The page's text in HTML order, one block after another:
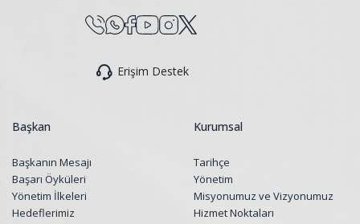
Erişim Destek
Başkan
Başkanın Mesajı
Başarı Öyküleri
Yönetim İlkeleri
Hedeflerimiz
Kurumsal
Tarihçe
Yönetim
Misyonumuz ve Vizyonumuz
Hizmet Noktaları